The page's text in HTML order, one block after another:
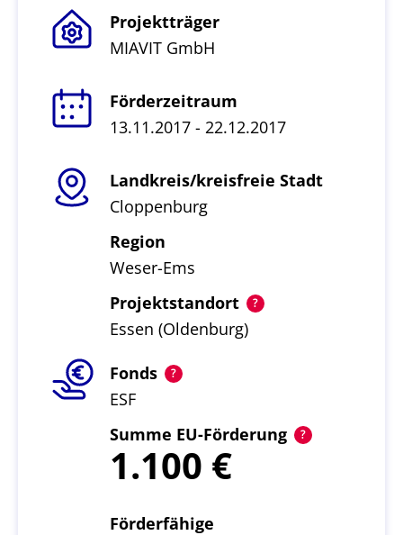
Projektträger
MIAVIT GmbH
Förderzeitraum
13.11.2017 - 22.12.2017
Landkreis/kreisfreie Stadt
Cloppenburg
Region
Weser-Ems
Projektstandort
Essen (Oldenburg)
Fonds
ESF
Summe EU-Förderung
1.100
Förderfähige